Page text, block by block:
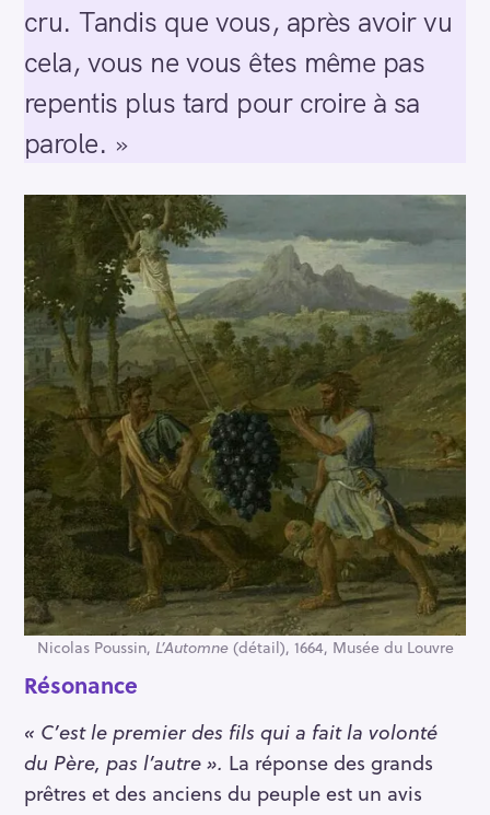
cru. Tandis que vous, après avoir vu
cela, vous ne vous êtes même pas
repentis plus tard pour croire à sa
parole. »
Nicolas Poussin, L’Automne(détail), 1664, Musée du Louvre
Résonance
« C’est le premier des fils qui a fait la volonté
du Père, pas l’autre ». La réponse des grands
prêtres et des anciens du peuple est un avis